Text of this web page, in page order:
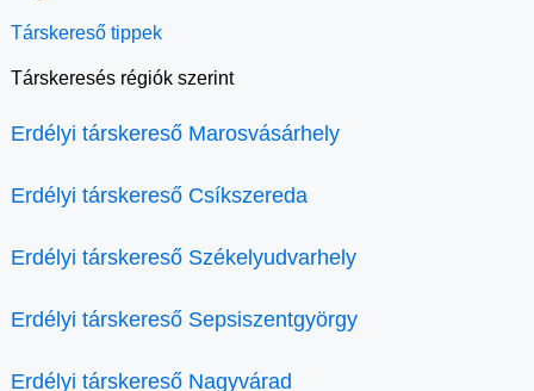
Társkereső tippek
Társkeresés régiók szerint
Erdélyi társkereső Marosvásárhely
Erdélyi társkereső Csíkszereda
Erdélyi társkereső Székelyudvarhely
Erdélyi társkereső Sepsiszentgyörgy
Erdélyi társkereső Nagyvárad